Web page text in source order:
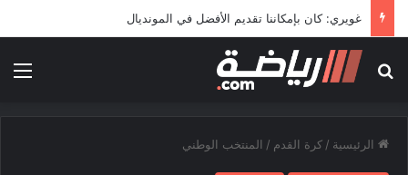
غويري: كان بإمكاننا تقديم الأفضل في المونديال
بحث عن
الرئيسية / كرة القدم / المنتخب الوطني